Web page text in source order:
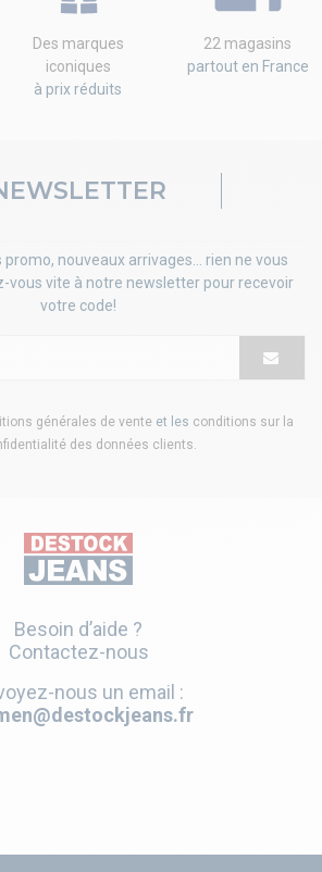
Des marques
iconiques
à prix réduits
22 magasins
partout en France
nouveaux arrivages... rien ne vous
vous vite à notre newsletter pour recevoir
votre code!
générales de vente et les conditions sur la
des données clients
Besoin d’aide ?
Contactez-nous
nous un email :